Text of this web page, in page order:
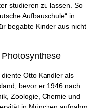
studieren zu lassen. So
Aufbauschule“ in
begabte Kinder aus nicht
Otto Kandler als
bevor er 1946 nach
Zoologie, Chemie und